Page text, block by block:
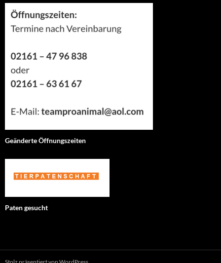
Geänderte Öffnungszeiten
Paten gesucht